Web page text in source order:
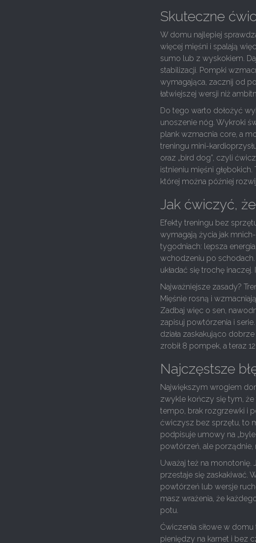
Skuteczne
W domu najlepiej
więcej mięśni i spalają
sumo lub z wyskokiem.
stabilizacji. Pompki
wymagająca, zacznij od
łatwiejszej wersji niż
Do tego warto dołożyć
unoszenie nóg. Wykroki
plank wzmacnia core, a
treningu mini-
oraz „bird dog”, czyli
istnieniu mięśni
której można później
Jak ćwiczyć,
Efekty treningu bez
wymagają życia jak
tygodniach: lepsza
wchodzeniu po schodach.
układać się trochę
Najważniejsze zasady?
Mięśnie rosną i
Zadbaj więc o sen,
zapisuj powtórzenia i
działa zaskakująco
zrobił 8 pompek, a teraz
Najczęstsze
Największym wrogiem
zwykle kończy się tym, że
tempo, brak rozgrzewki i
ćwiczysz bez sprzętu, to
podpisuje umowy na
powtórzeń, ale porządnie,
Uważaj też na monotonię.
przestaje się zaskakiwać.
powtórzeń lub wersje
masz wrażenia, że
potu.
Ćwiczenia siłowe w
pieniędzy na karnet i bez